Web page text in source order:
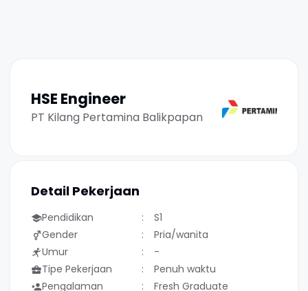
HSE Engineer
PT Kilang Pertamina Balikpapan
Detail Pekerjaan
Pendidikan
S1
Gender
Pria/wanita
Umur
-
Tipe Pekerjaan
Penuh waktu
Pengalaman
Fresh Graduate